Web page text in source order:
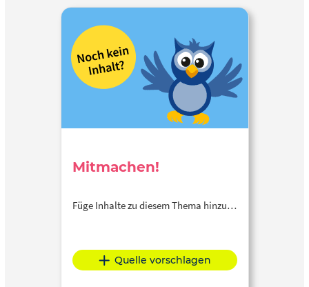
Mitmachen!
Füge Inhalte zu diesem Thema hinzu…
Quelle vorschlagen